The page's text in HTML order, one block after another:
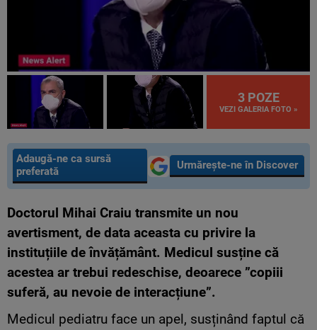
3 POZE
VEZI GALERIA FOTO »
Adaugă-ne ca sursă
preferată
Urmărește-ne în Discover
Doctorul Mihai Craiu transmite un nou
avertisment, de data aceasta cu privire la
instituțiile de învățământ. Medicul susține că
acestea ar trebui redeschise, deoarece ”copiii
suferă, au nevoie de interacțiune”.
Medicul pediatru face un apel, susținând faptul că